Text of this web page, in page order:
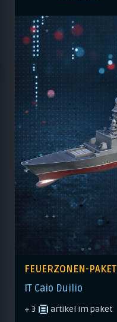
FEUERZONEN-PAKET
IT Caio Duilio
+ 3 artikel im paket